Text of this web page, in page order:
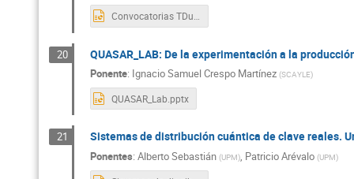
20 QUASAR_LAB: De la experimentación a la
Ponente: Ignacio Samuel Crespo Martínez (SCAYLE)
QUASAR_Lab.pptx
21 Sistemas de distribución cuántica de clave reales.
Ponentes: Alberto Sebastián (UPM), Patricio Arévalo (UPM)